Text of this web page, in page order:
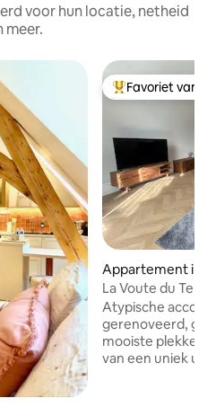
voor hun locatie, netheid
meer.
Topfavoriet van
Favoriet van
Appartement in
La Voute du
Atypische
gerenoveerd,
mooiste plekken in
van een uniek